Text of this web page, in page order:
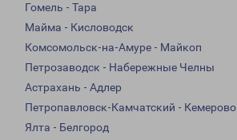
Гомель - Тара
Майма - Кисловодск
Комсомольск-на-Амуре - Майкоп
Петрозаводск - Набережные Челны
Астрахань - Адлер
Петропавловск-Камчатский - Кемерово
Ялта - Белгород